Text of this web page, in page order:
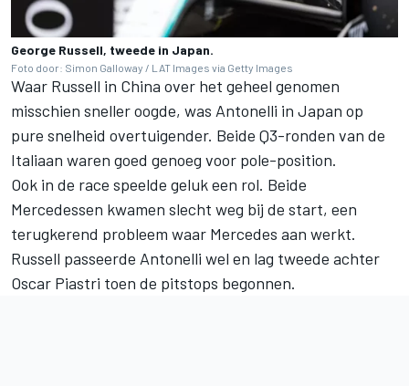
George Russell, tweede in Japan.
Foto door: Simon Galloway / LAT Images via Getty Images
Waar Russell in China over het geheel genomen
misschien sneller oogde, was Antonelli in Japan op
pure snelheid overtuigender. Beide Q3-ronden van de
Italiaan waren goed genoeg voor pole-position.
Ook in de race speelde geluk een rol. Beide
Mercedessen kwamen slecht weg bij de start, een
terugkerend probleem waar Mercedes aan werkt.
Russell passeerde Antonelli wel en lag tweede achter
Oscar Piastri toen de pitstops begonnen.